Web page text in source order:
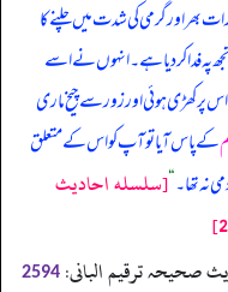
بھر اور گرمی کی شدت میں چلنے کا
فدا کر دیا ہے۔ انہوں نے ا‏‏‏‏سے
کھڑی ہوئی اور زور سے چیخ ماری
کے پاس آیا تو آپ کو اس کے متعلق
نہ تھا۔“[سلسله احاديث
صحیحہ ترقیم البانی: 2594